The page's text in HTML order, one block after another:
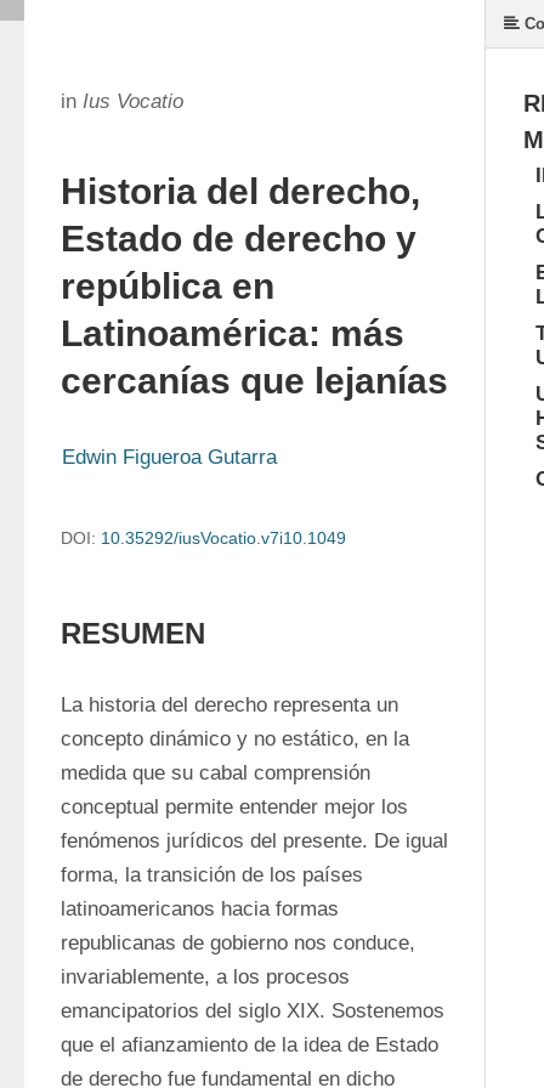
in Ius Vocatio
Historia del derecho,
Estado de derecho y
república en
Latinoamérica: más
cercanías que lejanías
Edwin Figueroa Gutarra
DOI: 10.35292/iusVocatio.v7i10.1049
RESUMEN
La historia del derecho representa un
concepto dinámico y no estático, en la
medida que su cabal comprensión
conceptual permite entender mejor los
fenómenos jurídicos del presente. De igual
forma, la transición de los países
latinoamericanos hacia formas
republicanas de gobierno nos conduce,
invariablemente, a los procesos
emancipatorios del siglo XIX. Sostenemos
que el afianzamiento de la idea de Estado
de derecho fue fundamental en dicho